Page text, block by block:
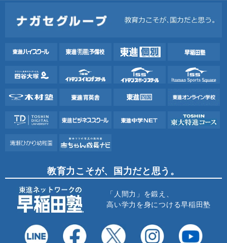
教育力こそが、国力だと思う。
「人間力」を鍛え、
高い学力を身につける早稲田塾